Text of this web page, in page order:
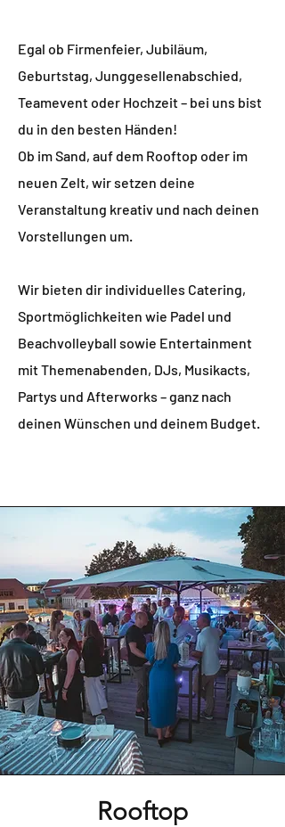
Egal ob Firmenfeier, Jubiläum,
Geburtstag, Junggesellenabschied,
Teamevent oder Hochzeit – bei uns bist
du in den besten Händen!
Ob im Sand, auf dem Rooftop oder im
neuen Zelt, wir setzen deine
Veranstaltung kreativ und nach deinen
Vorstellungen um.
Wir bieten dir individuelles Catering,
Sportmöglichkeiten wie Padel und
Beachvolleyball sowie Entertainment
mit Themenabenden, DJs, Musikacts,
Partys und Afterworks – ganz nach
deinen Wünschen und deinem Budget.
Rooftop